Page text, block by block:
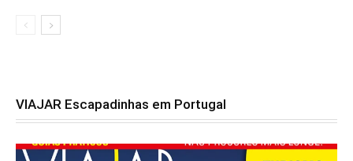
VIAJAR Escapadinhas em Portugal